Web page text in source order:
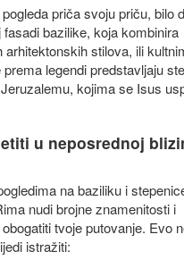
priča svoju priču, bilo
bazilike, koja kombinira
arhitektonskih stilova, ili
legendi predstavljaju
kojima se Isus
u neposrednoj
na baziliku i
nudi brojne znamenitosti i
tvoje putovanje. Evo
istražiti: